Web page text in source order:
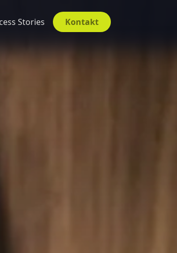
Stories Kontakt